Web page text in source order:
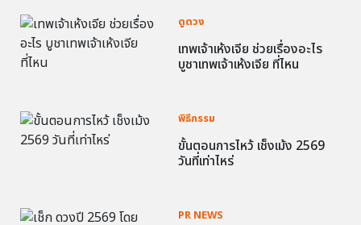
ดูดวง
เทพเจ้าเห้งเจีย ช่วยเรื่องอะไร
บูชาเทพเจ้าเห้งเจีย ที่ไหน
พิธีกรรม
ขั้นตอนการไหว้ เช็งเม้ง 2569
วันที่เท่าไหร่
PR NEWS